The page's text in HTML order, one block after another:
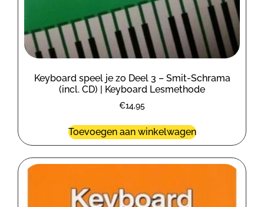
Keyboard speel je zo Deel 3 – Smit-Schrama
(incl. CD) | Keyboard Lesmethode
€14,95
Toevoegen aan winkelwagen